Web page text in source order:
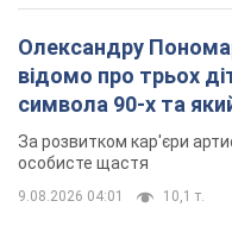
Олександру
відомо про трьох
символа 90-х та
мають
За розвитком кар'єри
особисте щастя
9.08.2026 04:01 10,1 т.